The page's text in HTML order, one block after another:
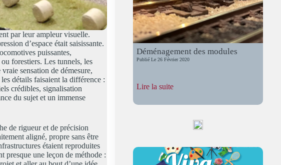
par leur ampleur visuelle.
d’espace était saisissante.
puissantes,
forestiers. Les tunnels, les
sensation de démesure,
détails faisaient la différence :
crédibles, signalisation
du sujet et un immense
de rigueur et de précision
aligné, propre sans être
étaient reproduites
presque une leçon de méthode :
Déménagement des modules
Publié Le26 Février 2020
Lire la suite:
des